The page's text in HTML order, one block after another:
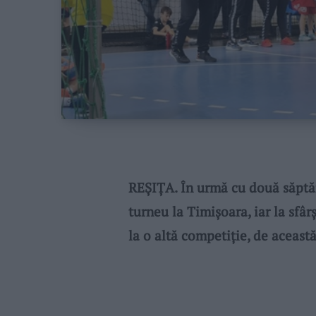
REȘIȚA. În urmă cu două
turneu la Timișoara, iar la
la o altă competiție, de